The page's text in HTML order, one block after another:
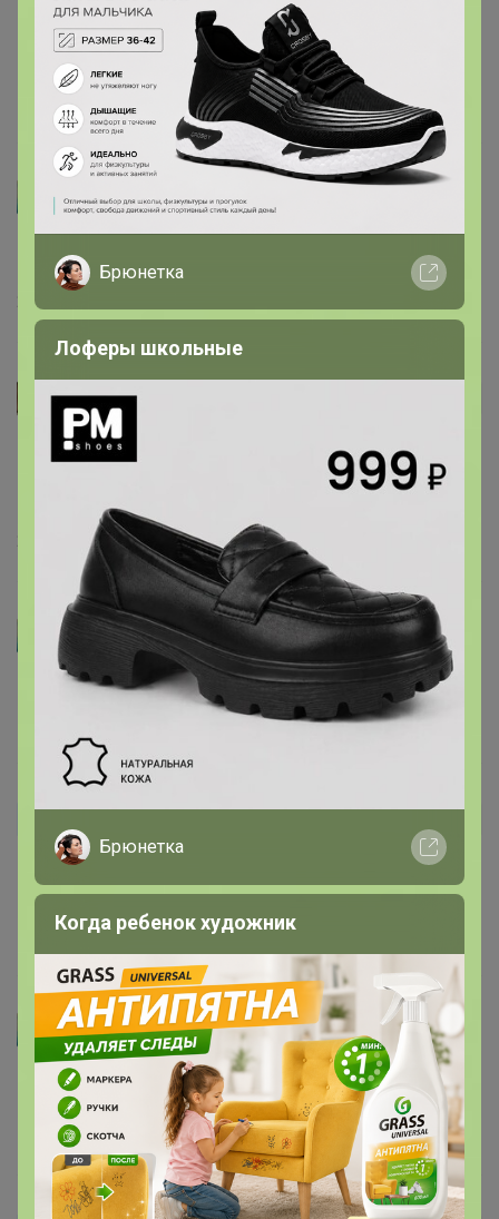
15 декабря, 2024 21:12
Артемида
, спасибо за отзыв
27 мая, 2024 11:40
nik
Очень любим этот тортик, быстро и без заморочек!
Упаковано всё отлично, спасибо Оргу за оперативность
и аккуратность!
27 мая, 2024 11:26
Артемида
ramilka, спасибо за отзыв!
все целенькие , поломанных нет ни одной .
Рекомендую.
15 апреля, 2024 20:07
Артемида
Таня33, Это Вам спасибо за доверие и заказы
17 февраля, 2024 22:54
Брюнетка
Лоферы школьные
Брюнетка
Когда ребенок художник